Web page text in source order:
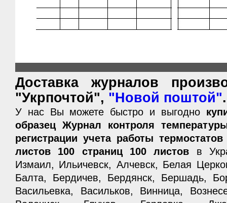
Доставка журналов
"Укрпочтой", "Новой поштой".
У нас Вы можете быстро и выгодно
образец Журнал контроля
регистрации учета работы
листов 100 страниц 100 листов в
Измаил, Ильичевск, Алчевск, Белая
Балта, Бердичев, Бердянск, Бершадь,
Васильевка, Васильков, Винница,